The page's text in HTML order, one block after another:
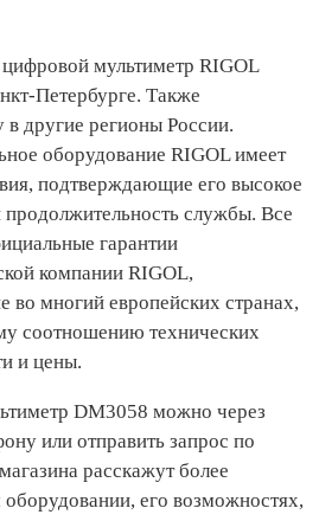
мультиметр RIGOL
Петербурге. Также
в другие регионы России.
оборудование RIGOL имеет
подтверждающие его высокое
продолжительность службы. Все
гарантии
компании RIGOL,
во многий европейских странах,
соотношению технических
и цены.
DM3058 можно через
или отправить запрос по
расскажут более
его возможностях,